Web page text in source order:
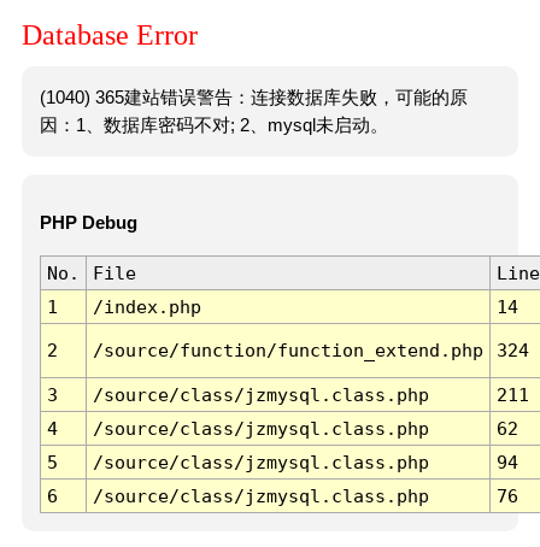
Database Error
(1040) 365建站错误警告：连接数据库失败，可能的原
因：1、数据库密码不对; 2、mysql未启动。
PHP Debug
No. File
Line
1
/index.php 14
2 /source/function/function_extend.php 324
3 /source/class/jzmysql.class.php
211
4
/source/class/jzmysql.class.php
62
5
/source/class/jzmysql.class.php
94
6
/source/class/jzmysql.class.php 76